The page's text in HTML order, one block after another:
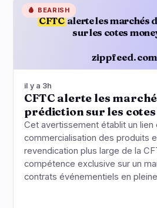
CFTCalerte les marchés
sur les cotes
zippfeed.com
🩸 BEARISH
il y a 3h
CFTC alerte les
prédiction sur les
Cet avertissement établit un lien
commercialisation des produits
revendication plus large de la
compétence exclusive sur un
contrats événementiels en